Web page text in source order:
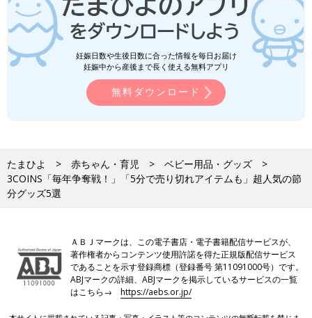
妊娠日数や生後日数に合った情報を毎日お届け
妊娠中から産後まで長く使える無料アプリ
無料ダウンロード
たまひよ 赤ちゃん・育児
ベビー用品・グッズ
3COINS「毎年争奪戦！」「5分で売り切れアイテムも」超人気の節
分グッズ5選
ＡＢＪマークは、この電子書店・電子書籍配信サービスが、
著作権者からコンテンツ使用許諾を得た正規版配信サービス
であることを示す登録商標（登録番号 第11091000号）です。
ABJマークの詳細、ABJマークを掲示しているサービスの一覧
はこちら→https://aebs.or.jp/